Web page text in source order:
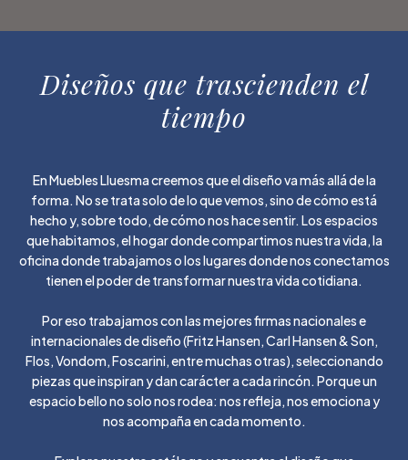
Diseños que trascienden el
tiempo
En Muebles Lluesma creemos que el diseño va más allá de la
forma. No se trata solo de lo que vemos, sino de cómo está
hecho y, sobre todo, de cómo nos hace sentir. Los espacios
que habitamos, el hogar donde compartimos nuestra vida, la
oficina donde trabajamos o los lugares donde nos conectamos
tienen el poder de transformar nuestra vida cotidiana.
Por eso trabajamos con las mejores firmas nacionales e
internacionales de diseño (Fritz Hansen, Carl Hansen & Son,
Flos, Vondom, Foscarini, entre muchas otras), seleccionando
piezas que inspiran y dan carácter a cada rincón. Porque un
espacio bello no solo nos rodea: nos refleja, nos emociona y
nos acompaña en cada momento.